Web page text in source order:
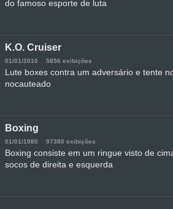
do famoso esporte de luta
K.O. Cruiser
01/01/2010 5856 exibições
Lute boxes contra um adversário e tente
nocauteado
Boxing
01/01/1980 97380 exibições
Boxing consiste em um ringue visto de
socos de direita e esquerda